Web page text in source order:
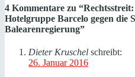
4 Kommentare zu “
Hotelgruppe Barcelo gegen die
Balearenregierung”
Dieter Kruschel schreibt:
26. Januar 2016